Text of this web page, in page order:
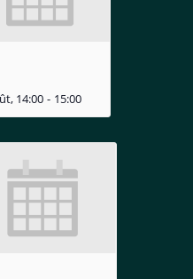
14:00 - 15:00